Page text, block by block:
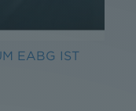
EABG IST